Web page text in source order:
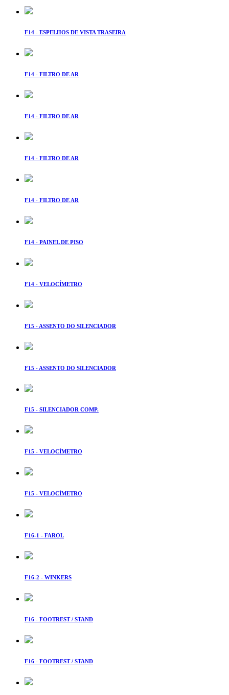
F14 - ESPELHOS DE VISTA TRASEIRA
F14 - FILTRO DE AR
F14 - FILTRO DE AR
F14 - FILTRO DE AR
F14 - FILTRO DE AR
F14 - PAINEL DE PISO
F14 - VELOCÍMETRO
F15 - ASSENTO DO SILENCIADOR
F15 - ASSENTO DO SILENCIADOR
F15 - SILENCIADOR COMP.
F15 - VELOCÍMETRO
F15 - VELOCÍMETRO
F16-1 - FAROL
F16-2 - WINKERS
F16 - FOOTREST / STAND
F16 - FOOTREST / STAND